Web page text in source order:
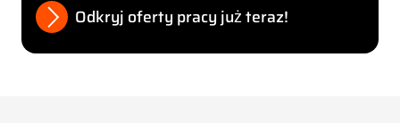
Odkryj oferty pracy już teraz!